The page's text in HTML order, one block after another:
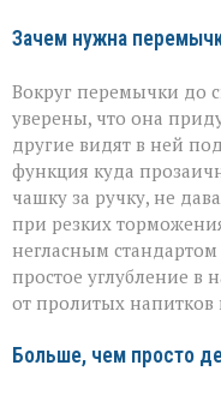
Зачем нужна
Вокруг перемычки до
уверены, что она
другие видят в ней
функция куда
чашку за ручку, не
при резких
негласным
простое углубление в
от пролитых напитков
Больше, чем просто